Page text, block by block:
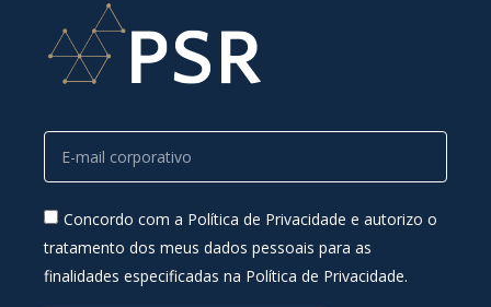
Concordo com a Política de Privacidade e autorizo o
tratamento dos meus dados pessoais para as
finalidades especificadas na Política de Privacidade.